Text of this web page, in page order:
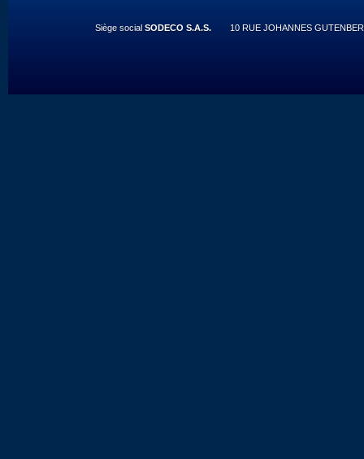
Siège social SODECO S.A.S. 10 RUE JOHANNES